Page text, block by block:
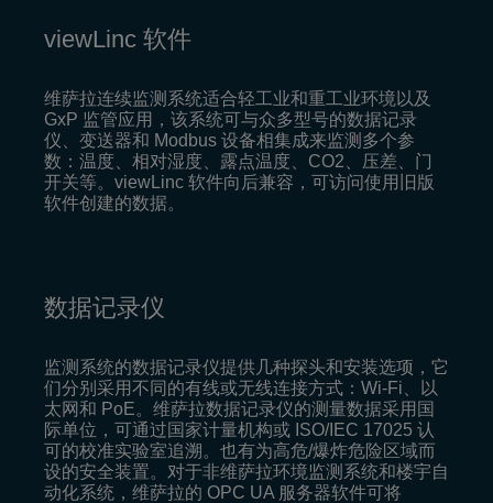
viewLinc 软件
维萨拉连续监测系统适合轻工业和重工业环境以及
GxP 监管应用，该系统可与众多型号的数据记录
仪、变送器和 Modbus 设备相集成来监测多个参
数：温度、相对湿度、露点温度、CO2、压差、门
开关等。viewLinc 软件向后兼容，可访问使用旧版
软件创建的数据。
数据记录仪
监测系统的数据记录仪提供几种探头和安装选项，它
们分别采用不同的有线或无线连接方式：Wi-Fi、以
太网和 PoE。维萨拉数据记录仪的测量数据采用国
际单位，可通过国家计量机构或 ISO/IEC 17025 认
可的校准实验室追溯。也有为高危/爆炸危险区域而
设的安全装置。对于非维萨拉环境监测系统和楼宇自
动化系统，维萨拉的 OPC UA 服务器软件可将